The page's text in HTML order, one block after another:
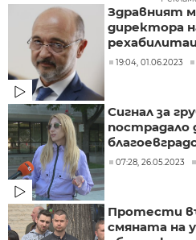
Здравният
директора
19:04, 01.06.2023
Сигнал за
пострадало
07:28, 26.05.2023
Протести
смяната на